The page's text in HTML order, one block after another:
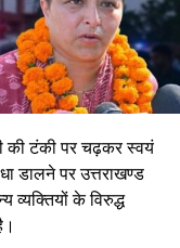
की टंकी पर चढ़कर स्वयं
डालने पर उत्तराखण्ड
व्यक्तियों के विरुद्ध